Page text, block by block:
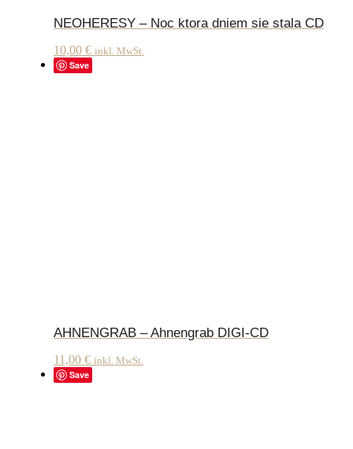
NEOHERESY – Noc ktora dniem sie stala CD
10,00 € inkl. MwSt.
Save
AHNENGRAB – Ahnengrab DIGI-CD
11,00 € inkl. MwSt.
Save